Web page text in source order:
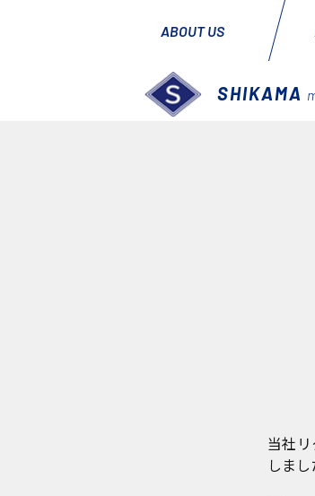
SHIKAMA
ABOUT US
当社
しまし